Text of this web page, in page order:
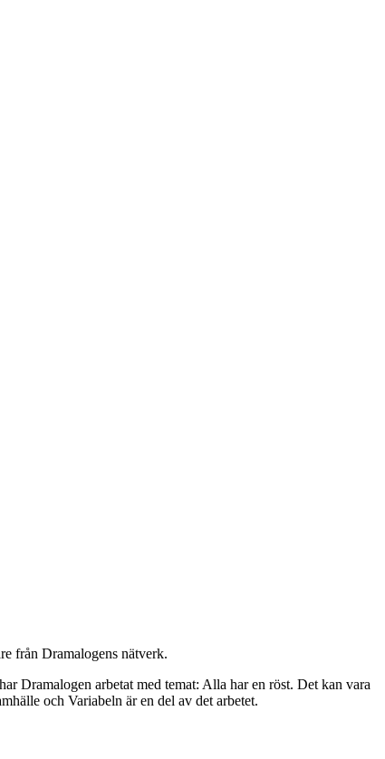
från Dramalogens nätverk.
Dramalogen arbetat med temat: Alla har en röst. Det kan vara
och Variabeln är en del av det arbetet.